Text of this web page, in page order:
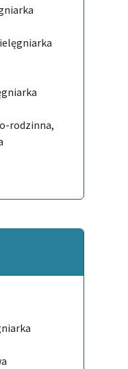
rodzinna,